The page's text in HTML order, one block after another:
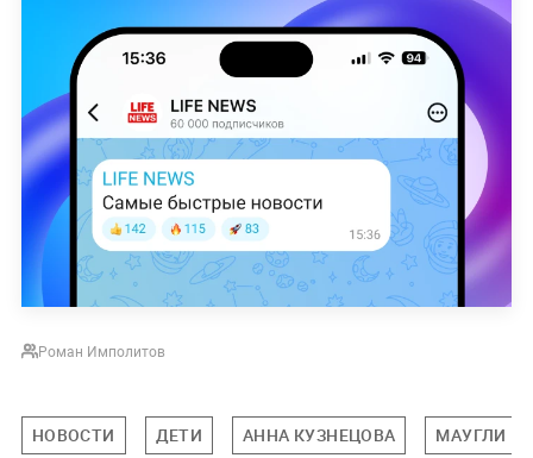
Роман Имполитов
НОВОСТИ ДЕТИ АННА КУЗНЕЦОВА МАУГЛИ